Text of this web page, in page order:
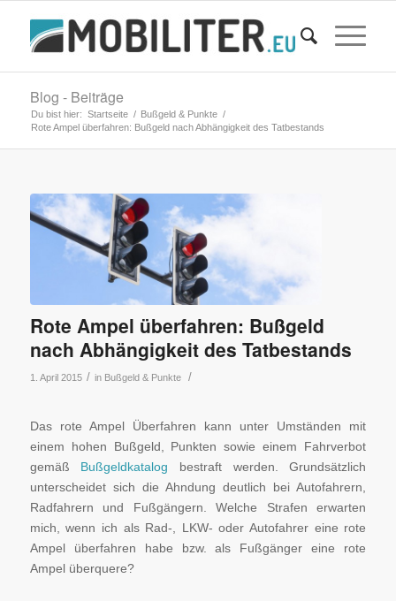
Blog - Beiträge
Du bist hier: Startseite / Bußgeld & Punkte /
Rote Ampel überfahren: Bußgeld nach Abhängigkeit des Tatbestands
Rote Ampel überfahren: Bußgeld
nach Abhängigkeit des Tatbestands
1. April 2015 / in Bußgeld & Punkte /
Das rote Ampel Überfahren kann unter Umständen mit
einem hohen Bußgeld, Punkten sowie einem Fahrverbot
gemäß Bußgeldkatalog bestraft werden. Grundsätzlich
unterscheidet sich die Ahndung deutlich bei Autofahrern,
Radfahrern und Fußgängern. Welche Strafen erwarten
mich, wenn ich als Rad-, LKW- oder Autofahrer eine rote
Ampel überfahren habe bzw. als Fußgänger eine rote
Ampel überquere?